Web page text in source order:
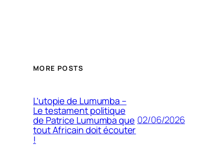
MORE POSTS
L’utopie de Lumumba –
Le testament politique
de Patrice Lumumba que
tout Africain doit écouter
!
02/06/2026